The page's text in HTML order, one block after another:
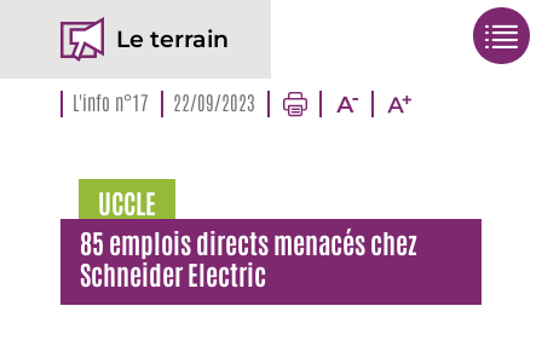
Le terrain
L'info n°17 22/09/2023
UCCLE
85 emplois directs menacés chez
Schneider Electric